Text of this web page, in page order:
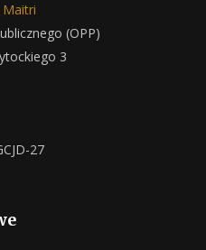
Maitri
(OPP)
3
27